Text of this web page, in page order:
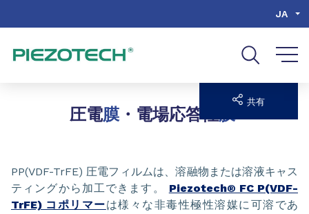
JA
圧電膜・電場応答性膜
共有
PP(VDF-TrFE) 圧電フィルムは、溶融物または溶液キャス
ティングから加工できます。 Piezotech® FC P(VDF-
TrFE) コポリマーは様々な非毒性極性溶媒に可溶であ